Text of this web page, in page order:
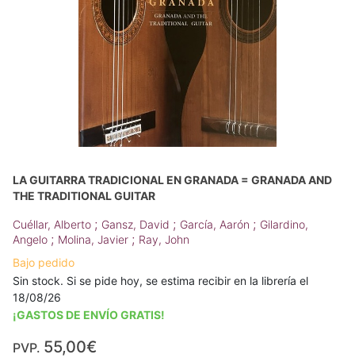
LA GUITARRA TRADICIONAL EN GRANADA = GRANADA AND
THE TRADITIONAL GUITAR
Cuéllar, Alberto ; Gansz, David ; García, Aarón ; Gilardino,
Angelo ; Molina, Javier ; Ray, John
Bajo pedido
Sin stock. Si se pide hoy, se estima recibir en la librería el
18/08/26
¡GASTOS DE ENVÍO GRATIS!
PVP. 55,00€